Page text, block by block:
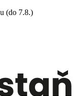
(do 7.8.)